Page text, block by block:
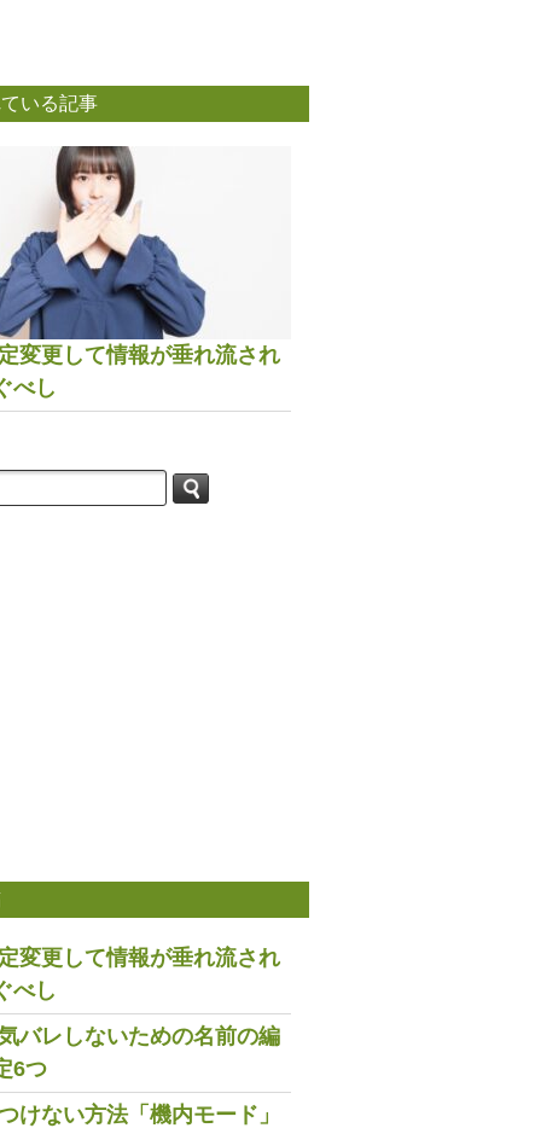
いる記事
変更して情報が垂れ流され
べし
変更して情報が垂れ流され
べし
バレしないための名前の編
6つ
けない方法「機内モード」